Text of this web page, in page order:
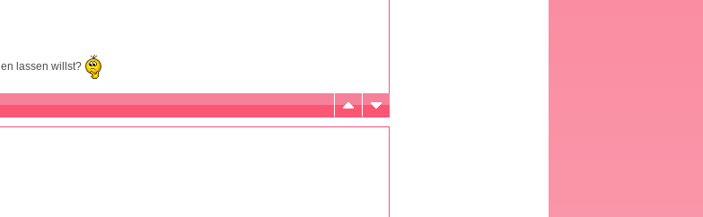
lassen willst?